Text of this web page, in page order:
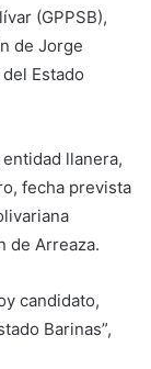
(GPPSB),
de Jorge
Estado
llanera,
fecha prevista
de Arreaza.
candidato,
Barinas”,